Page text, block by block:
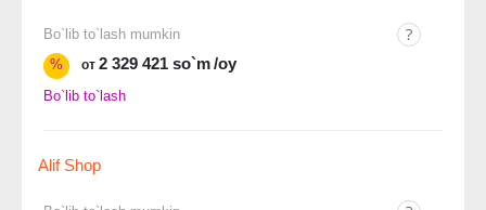
Bo`lib to`lash mumkin
%
от 2 329 421 so`m/oy
Bo`lib to`lash
Alif Shop